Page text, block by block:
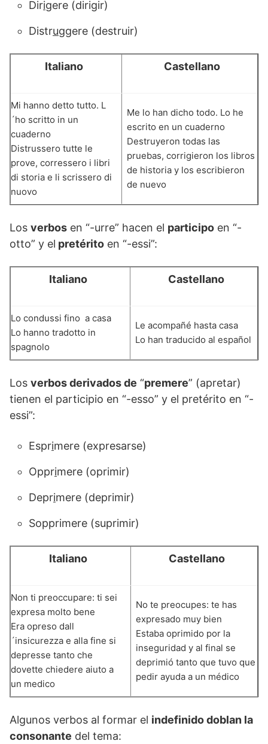
Dirigere (dirigir)
Distruggere (destruir)
Italiano Castellano
Mi hanno detto tutto. L
´ho scritto in un
cuaderno
Distrussero tutte le
prove, corressero i libri
di storia e li scrissero di
nuovo
Me lo han dicho todo. Lo he
escrito en un cuaderno
Destruyeron todas las
pruebas, corrigieron los libros
de historia y los escribieron
de nuevo
Los verbos en “-urre” hacen el participo en “-
otto” y el pretérito en “-essi”:
Italiano Castellano
Lo condussi fino a casa
Lo hanno tradotto in
spagnolo
Le acompañé hasta casa
Lo han traducido al español
Los verbos derivados de “premere” (apretar)
tienen el participio en “-esso” y el pretérito en “-
essi”:
Esprimere (expresarse)
Opprimere (oprimir)
Deprimere (deprimir)
Sopprimere (suprimir)
Italiano Castellano
Non ti preoccupare: ti sei
expresa molto bene
Era opreso dall
´insicurezza e alla fine si
depresse tanto che
dovette chiedere aiuto a
un medico
No te preocupes: te has
expresado muy bien
Estaba oprimido por la
inseguridad y al final se
deprimió tanto que tuvo que
pedir ayuda a un médico
Algunos verbos al formar el indefinido doblan la
consonante del tema: